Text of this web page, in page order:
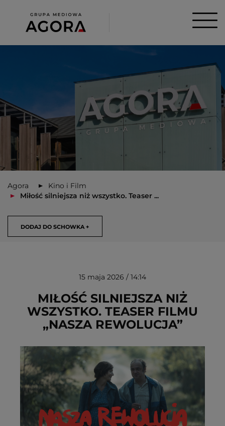
Agora
Kino i Film
Miłość silniejsza niż wszystko. Teaser ...
DODAJ DO SCHOWKA +
USUŃ ZE SCHOWKA
15 maja 2026 / 14:14
MIŁOŚĆ SILNIEJSZA NIŻ
WSZYSTKO. TEASER FILMU
„NASZA REWOLUCJA”